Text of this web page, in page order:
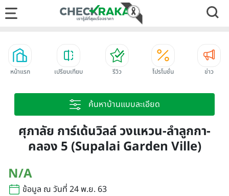
หน้าแรก เปรียบเทียบ รีวิว โปรโมชั่น ข่าว
ค้นหาบ้านแบบละเอียด
ศุภาลัย การ์เด้นวิลล์ วงแหวน-ลำลูกกา-
คลอง 5 (Supalai Garden Ville)
N/A
ข้อมูล ณ วันที่ 24 พ.ย. 63